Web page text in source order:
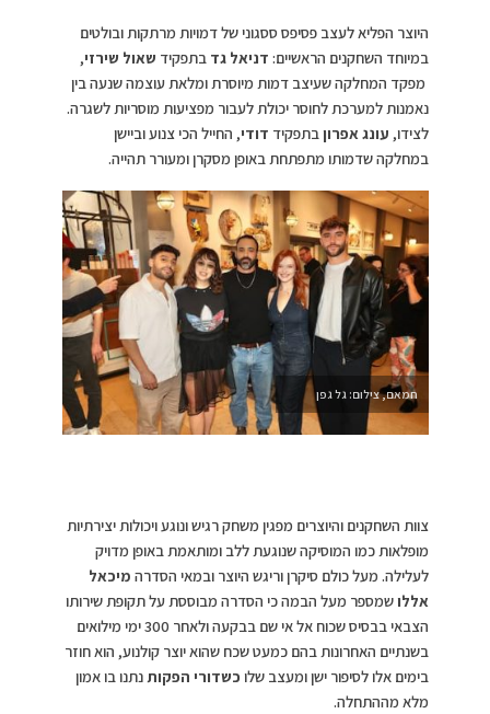
היוצר הפליא לעצב פסיפס ססגוני של דמויות מרתקות ובולטים
במיוחד השחקנים הראשיים: דניאל גד בתפקיד שאול שירזי,
מפקד המחלקה שעיצב דמות מיוסרת ומלאת עוצמה שנעה בין
נאמנות למערכת לחוסר יכולת לעבור מפציעות מוסריות לשגרה.
לצידו, עונג אפרון בתפקיד דודי, החייל הכי צנוע וביישן
במחלקה שדמותו מתפתחת באופן מסקרן ומעורר תהייה.
חמאם, צילום: גל גפן
צוות השחקנים והיוצרים מפגין משחק רגיש ונוגע ויכולות יצירתיות
מופלאות כמו המוסיקה שנוגעת ללב ומותאמת באופן מדויק
לעלילה. מעל כולם סיקרן וריגש היוצר ובמאי הסדרה מיכאל
אללו שמספר מעל הבמה כי הסדרה מבוססת על תקופת שירותו
הצבאי בבסיס שכוח אל אי שם בבקעה ולאחר 300 ימי מילואים
בשנתיים האחרונות בהם כמעט שכח שהוא יוצר קולנוע, הוא חוזר
בימים אלו לסיפור ישן ומעצב שלו כשדורי הפקותנתנו בו אמון
מלא מההתחלה.